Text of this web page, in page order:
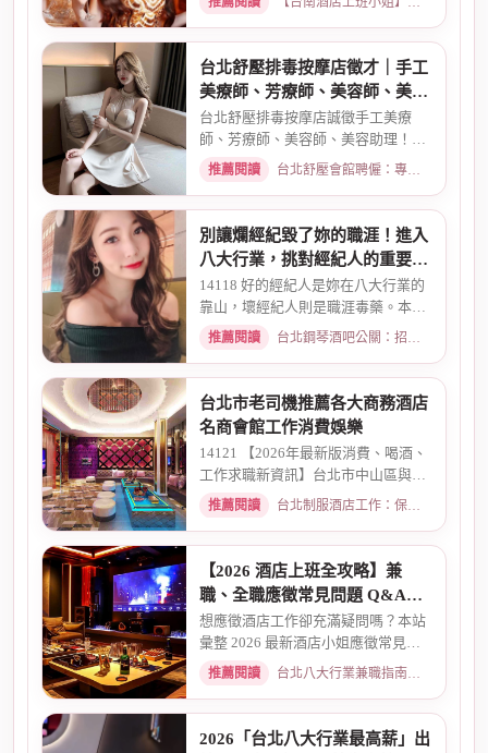
台北舒壓排毒按摩店徵才｜手工
美療師、芳療師、美容師、美容
助理，無經驗可培訓
台北舒壓排毒按摩店誠徵手工美療
師、芳療師、美容師、美容助理！彈
性排班、高薪現領、無經驗可免...
推薦閱讀 台北舒壓會館聘僱：專業按摩師職缺與職涯規劃 · 2026-03-16
別讓爛經紀毀了妳的職涯！進入
八大行業，挑對經紀人的重要性
全解析
14118 好的經紀人是妳在八大行業的
靠山，壞經紀人則是職涯毒藥。本文
解析經紀人的4大功能、挑選...
推薦閱讀 台北鋼琴酒吧公關：招募條件與工作環境介紹 · 2026-05-09
台北市老司機推薦各大商務酒店
名商會館工作消費娛樂
14121 【2026年最新版消費、喝酒、
工作求職新資訊】台北市中山區與東
區酒店老司機推薦舒壓會館、...
推薦閱讀 台北制服酒店工作：保障現領薪資與職缺總覽 · 2026-04-01
【2026 酒店上班全攻略】兼
職、全職應徵常見問題 Q&A：
薪資、安全、環境全解析
想應徵酒店工作卻充滿疑問嗎？本站
彙整 2026 最新酒店小姐應徵常見問
題 Q&A。深入解析全職與兼職...
推薦閱讀 台北八大行業兼職指南：熱門職缺與求職須知 · 2026-03-09
2026「台北八大行業最高薪」出